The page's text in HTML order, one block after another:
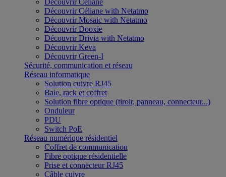
Découvrir Céliane
Découvrir Céliane with Netatmo
Découvrir Mosaic with Netatmo
Découvrir Dooxie
Découvrir Drivia with Netatmo
Découvrir Keva
Découvrir Green-I
Sécurité, communication et réseau
Réseau informatique
Solution cuivre RJ45
Baie, rack et coffret
Solution fibre optique (tiroir, panneau, connecteur...)
Onduleur
PDU
Switch PoE
Réseau numérique résidentiel
Coffret de communication
Fibre optique résidentielle
Prise et connecteur RJ45
Câble cuivre